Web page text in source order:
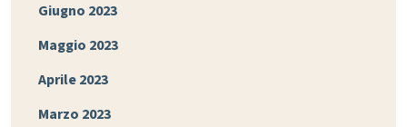
Giugno 2023
Maggio 2023
Aprile 2023
Marzo 2023